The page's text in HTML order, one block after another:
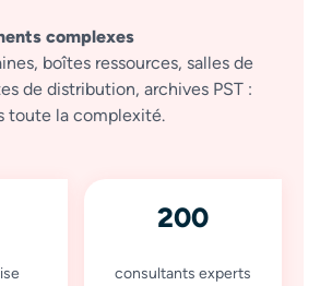
complexes
boîtes ressources, salles de
de distribution, archives PST :
toute la complexité.
200
consultants experts